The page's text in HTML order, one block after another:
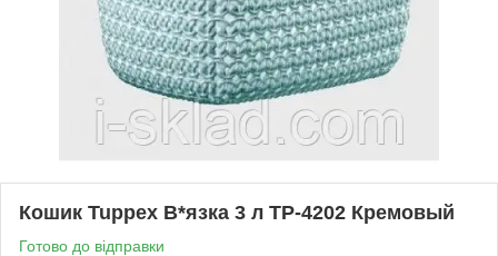
Кошик Tuppex В*язка 3 л TP-4202 Кремовый
Готово до відправки